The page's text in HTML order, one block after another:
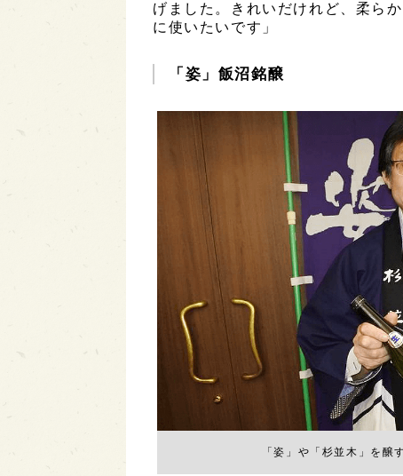
げました。きれいだけれど、柔ら
に使いたいです」
「姿」飯沼銘醸
「姿」や「杉並木」を醸